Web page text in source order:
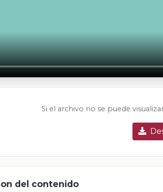
Si el archivo no se puede
del contenido